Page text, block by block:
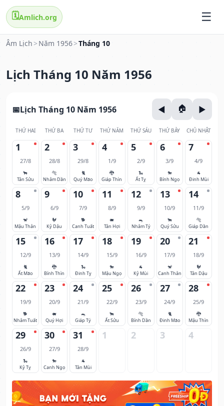
🗓️Amlich.org
Âm Lịch > Năm 1956>Tháng 10
Lịch Tháng 10 Năm 1956
Lịch Tháng 10 Năm 1956
THỨ HAI THỨ BA THỨ TƯ THỨ NĂM THỨ SÁU THỨ BẢY CHỦ NHẬT
1
27/8
🐂
Tân Sửu
2
28/8
🐅
Nhâm Dần
3
29/8
🐈
Quý Mão
4
1/9
🐉
Giáp Thìn
5
2/9
🐍
Ất Tỵ
6
3/9
🐎
Bính Ngọ
7
4/9
🐐
Đinh Mùi
8
5/9
🐒
Mậu Thân
9
6/9
🐓
Kỷ Dậu
10
7/9
🐕
Canh Tuất
11
8/9
🐖
Tân Hợi
12
9/9
🐀
Nhâm Tý
13
10/9
🐂
Quý Sửu
14
11/9
🐅
Giáp Dần
15
12/9
🐈
Ất Mão
16
13/9
🐉
Bính Thìn
17
14/9
🐍
Đinh Tỵ
18
15/9
🐎
Mậu Ngọ
19
16/9
🐐
Kỷ Mùi
20
17/9
🐒
Canh Thân
21
18/9
🐓
Tân Dậu
22
19/9
🐕
Nhâm Tuất
23
20/9
🐖
Quý Hợi
24
21/9
🐀
Giáp Tý
25
22/9
🐂
Ất Sửu
26
23/9
🐅
Bính Dần
27
24/9
🐈
Đinh Mão
28
25/9
🐉
Mậu Thìn
29
26/9
🐍
Kỷ Tỵ
30
27/9
🐎
Canh Ngọ
31
28/9
🐐
Tân Mùi
1 2 3 4